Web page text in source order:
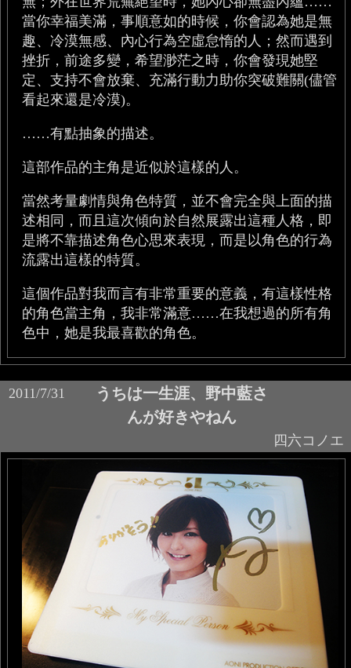
當你幸福美滿，事順意如的時候，你會認為她是無
趣、冷漠無感、內心行為空虛怠惰的人；然而遇到
挫折，前途多變，希望渺茫之時，你會發現她堅
定、支持不會放棄、充滿行動力助你突破難關(儘管
看起來還是冷漠)。
……有點抽象的描述。
這部作品的主角是近似於這樣的人。
當然考量劇情與角色特質，並不會完全與上面的描
述相同，而且這次傾向於自然展露出這種人格，即
是將不靠描述角色心思來表現，而是以角色的行為
流露出這樣的特質。
這個作品對我而言有非常重要的意義，有這樣性格
的角色當主角，我非常滿意……在我想過的所有角
色中，她是我最喜歡的角色。
2011/7/31
うちは一生涯、野中藍さ
んが好きやねん
四六コノエ